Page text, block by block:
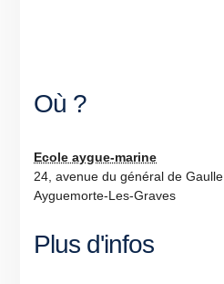
Où ?
Ecole aygue-marine
24, avenue du général de Gaulle
Ayguemorte-Les-Graves
Plus d'infos